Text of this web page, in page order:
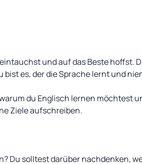
und auf das Beste hoffst.
es, der die Sprache lernt und
du Englisch lernen möchtest
Ziele aufschreiben.
Du solltest darüber nachdenken,